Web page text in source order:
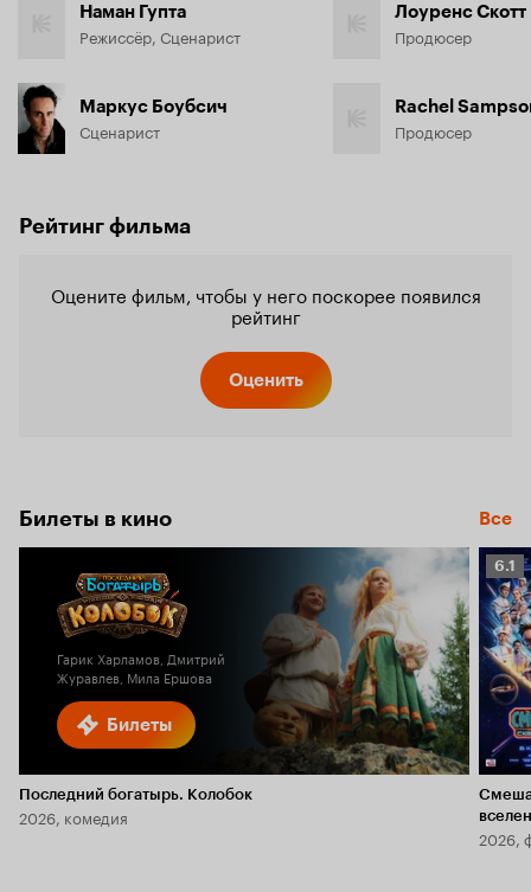
Наман Гупта
Режиссёр, Сценарист
Маркус Боубсич
Сценарист
Лоуренс Скотт
Продюсер
Rachel
Продюсер
Рейтинг фильма
Оцените фильм, чтобы у него поскорее появился
рейтинг
Оценить
Билеты в кино Все
Билеты
Гарик Харламов, Дмитрий
Журавлев, Мила Ершова
Последний богатырь. Колобок
2026, комедия
6.1
6.1
2026,